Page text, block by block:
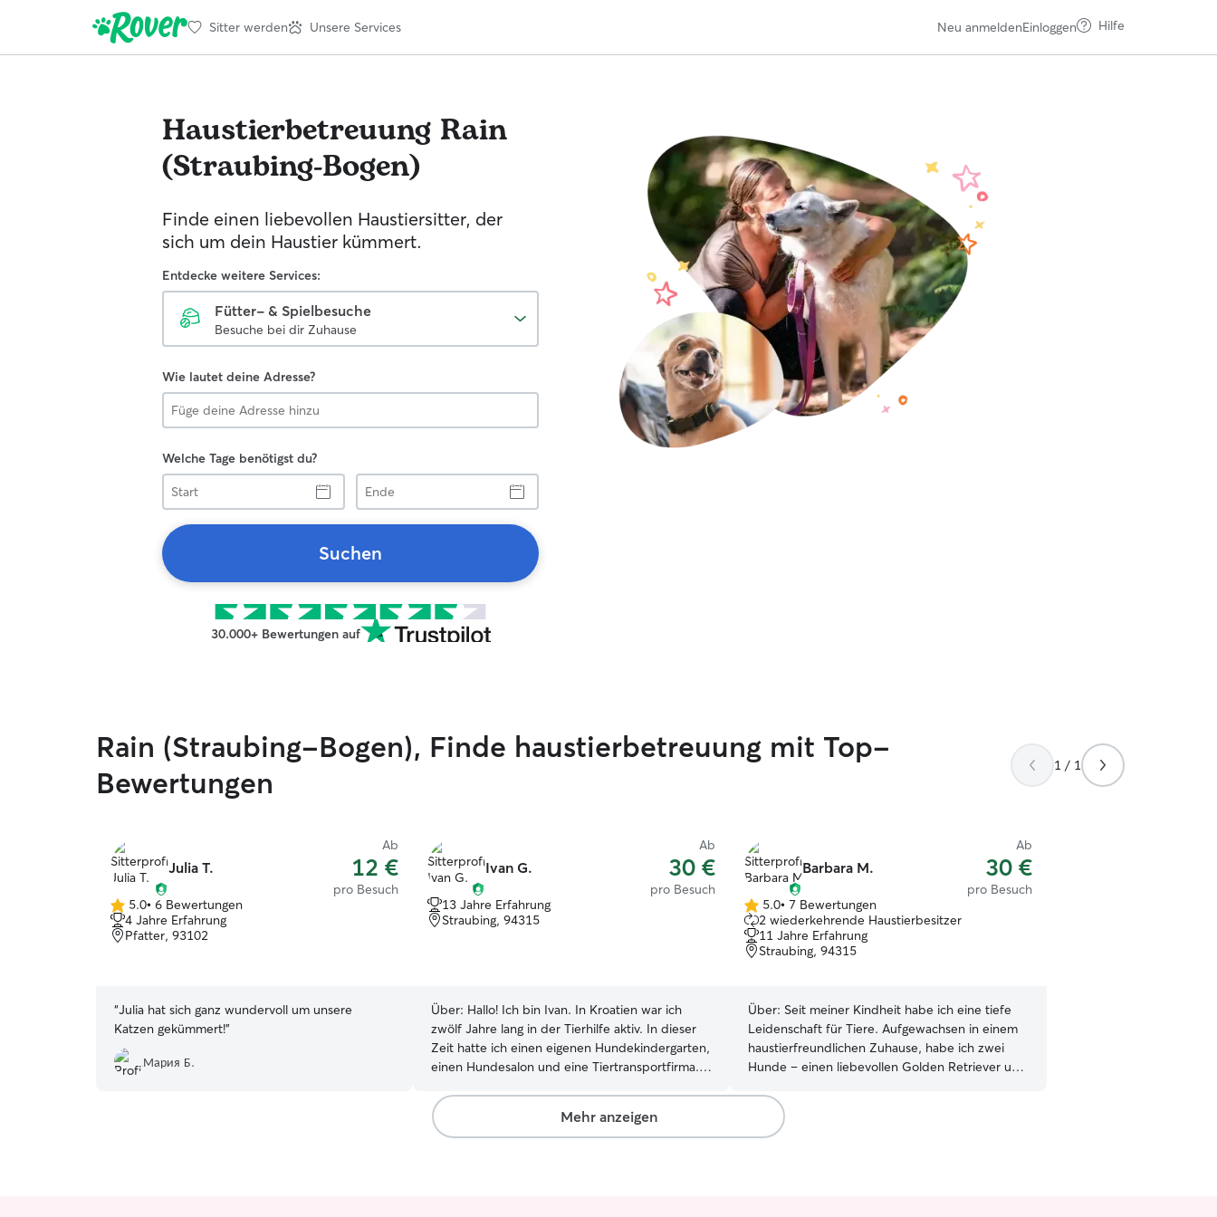
Sitter werden Unsere Services Neu anmeldenEinloggen Hilfe
Haustierbetreuung Rain
(Straubing-Bogen)
Finde einen liebevollen Haustiersitter, der
sich um dein Haustier kümmert.
Entdecke weitere Services:
Fütter- & Spielbesuche
Besuche bei dir Zuhause
Wie lautet deine Adresse?
Welche Tage benötigst du?
Start
Ende
Suchen
30.000+ Bewertungen auf
Rain (Straubing-Bogen), Finde haustierbetreuung mit Top-
Bewertungen
1 / 1
Julia T.
Ab
12 €
pro Besuch
5.0
von
5
5.0• 6 Bewertungen
4 Jahre Erfahrung
Pfatter, 93102
“Julia hat sich ganz wundervoll um unsere
Katzen gekümmert!”
Мария Б.
Ivan G.
Ab
30 €
pro Besuch
13 Jahre Erfahrung
Straubing, 94315
Über: Hallo! Ich bin Ivan. In Kroatien war ich
zwölf Jahre lang in der Tierhilfe aktiv. In dieser
Zeit hatte ich einen eigenen Hundekindergarten,
einen Hundesalon und eine Tiertransportfirma.
tätig. Ich habe eng mit Tierärzten
zusammengearbeitet und viel Erfahrung darin,
verschiedenen Tierarten passende Therapien
Barbara M.
Ab
30 €
pro Besuch
5.0
von
5
Sternen
5.0• 7 Bewertungen
2 wiederkehrende Haustierbesitzer
11 Jahre Erfahrung
Straubing, 94315
Über: Seit meiner Kindheit habe ich eine tiefe
Leidenschaft für Tiere. Aufgewachsen in einem
haustierfreundlichen Zuhause, habe ich zwei
Hunde – einen liebevollen Golden Retriever und
erzogen habe. Wir hatten auch drei Katzen: eine
neugierige Bengal-Katze, eine majestätische
Maine Coon und eine adoptierte Katze.
Mehr anzeigen